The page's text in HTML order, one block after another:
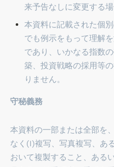
来予告なしに変更する場
本資料に記載された個
でも例示をもって理解
であり、いかなる指数
築、投資戦略の採用等
りません。
守秘義務
本資料の一部または全部を
なく(I)複写、写真複写、あ
おいて複製すること、ある